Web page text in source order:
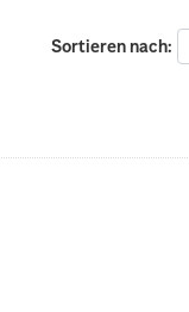
Sortieren nach